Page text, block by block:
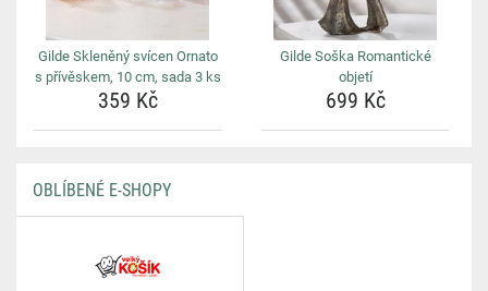
Gilde Skleněný svícen Ornato
s přívěskem, 10 cm, sada 3 ks
359 Kč
Gilde Soška Romantické
objetí
699 Kč
OBLÍBENÉ E-SHOPY